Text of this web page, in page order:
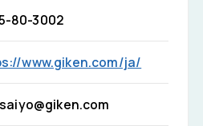
80-3002
www.giken.com/ja/